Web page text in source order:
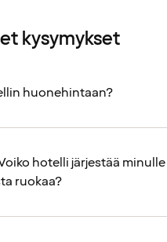
kysymykset
huonehintaan?
hotelli järjestää minulle
ruokaa?